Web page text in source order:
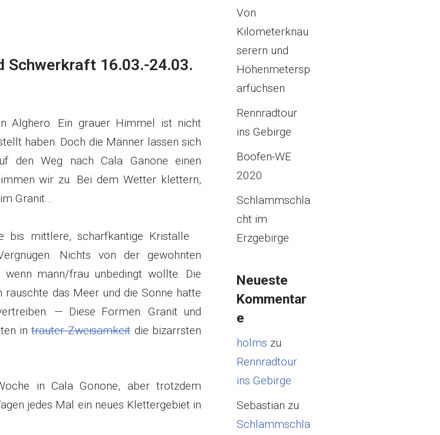
Schwerkraft 16.03.-24.03.
Alghero. Ein grauer Himmel ist nicht
haben. Doch die Männer lassen sich
den Weg nach Cala Ganone einen
wir zu. Bei dem Wetter klettern,
Granit…
mittlere, scharfkantige Kristalle
Nichts von der gewohnten
wenn mann/frau unbedingt wollte. Die
das Meer und die Sonne hatte
— Diese Formen. Granit und
intrauter Zweisamkeitdie bizarrsten
in Cala Gonone, aber trotzdem
jedes Mal ein neues Klettergebiet in
Von
Kilometerknau
serern und
Höhenmetersp
arfüchsen
Rennradtour
ins Gebirge
Boofen-WE
2020
Schlammschla
cht im
Erzgebirge
Neueste
Kommentar
e
holms zu
Rennradtour
ins Gebirge
Sebastian zu
Schlammschla